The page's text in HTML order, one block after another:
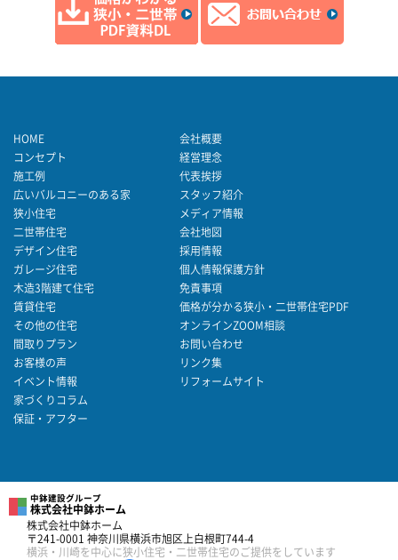
HOME
コンセプト
施工例
広いバルコニーのある家
狭小住宅
二世帯住宅
デザイン住宅
ガレージ住宅
木造3階建て住宅
賃貸住宅
その他の住宅
間取りプラン
お客様の声
イベント情報
家づくりコラム
保証・アフター
会社概要
経営理念
代表挨拶
スタッフ紹介
メディア情報
会社地図
採用情報
個人情報保護方針
免責事項
価格が分かる狭小・二世帯住宅PDF
オンラインZOOM相談
お問い合わせ
リンク集
リフォームサイト
中鉢建設グループ
株式会社中鉢ホーム
株式会社中鉢ホーム
〒241-0001 神奈川県横浜市旭区上白根町744-4
横浜・川崎を中心に狭小住宅・二世帯住宅のご提供をしています